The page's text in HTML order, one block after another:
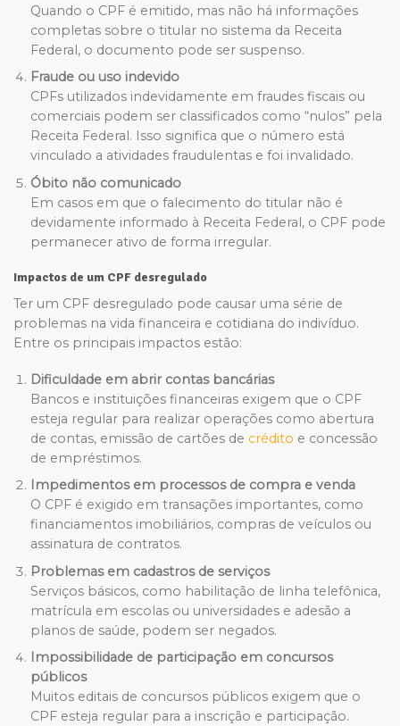
Quando o CPF é emitido, mas não há informações
completas sobre o titular no sistema da Receita
Federal, o documento pode ser suspenso.
Fraude ou uso indevido
CPFs utilizados indevidamente em fraudes fiscais ou
comerciais podem ser classificados como “nulos” pela
Receita Federal. Isso significa que o número está
vinculado a atividades fraudulentas e foi invalidado.
Óbito não comunicado
Em casos em que o falecimento do titular não é
devidamente informado à Receita Federal, o CPF pode
permanecer ativo de forma irregular.
Impactos de um CPF desregulado
Ter um CPF desregulado pode causar uma série de
problemas na vida financeira e cotidiana do indivíduo.
Entre os principais impactos estão:
Dificuldade em abrir contas bancárias
Bancos e instituições financeiras exigem que o CPF
esteja regular para realizar operações como abertura
de contas, emissão de cartões de crédito e concessão
de empréstimos.
Impedimentos em processos de compra e venda
O CPF é exigido em transações importantes, como
financiamentos imobiliários, compras de veículos ou
assinatura de contratos.
Problemas em cadastros de serviços
Serviços básicos, como habilitação de linha telefônica,
matrícula em escolas ou universidades e adesão a
planos de saúde, podem ser negados.
Impossibilidade de participação em concursos
públicos
Muitos editais de concursos públicos exigem que o
CPF esteja regular para a inscrição e participação.